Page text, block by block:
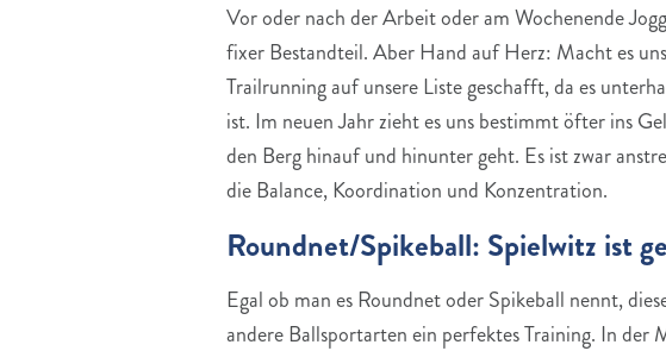
Vor oder nach der Arbeit oder am Wochenende
fixer Bestandteil. Aber Hand auf Herz: Macht es
Trailrunning auf unsere Liste geschafft, da es
ist. Im neuen Jahr zieht es uns bestimmt öfter ins
den Berg hinauf und hinunter geht. Es ist zwar
die Balance, Koordination und Konzentration.
Roundnet/Spikeball: Spielwitz ist
Egal ob man es Roundnet oder Spikeball nennt,
andere Ballsportarten ein perfektes Training. In der